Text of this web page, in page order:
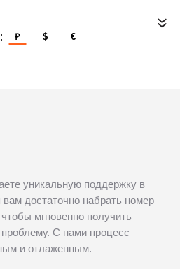
₽ $ €
уникальную поддержку в
достаточно набрать номер
мгновенно получить
С нами процесс
и отлаженным.